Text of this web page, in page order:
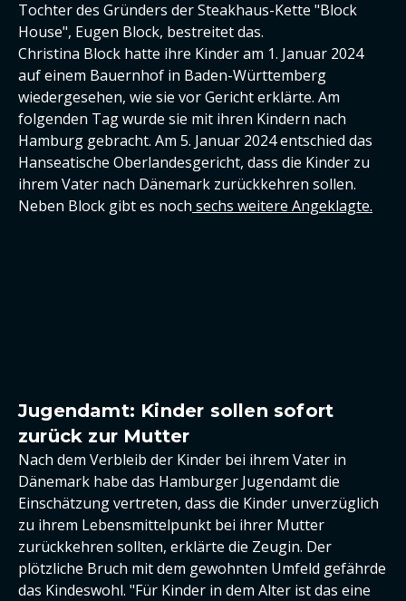
Tochter des Gründers der Steakhaus-Kette "Block
House", Eugen Block, bestreitet das.
Christina Block hatte ihre Kinder am 1. Januar 2024
auf einem Bauernhof in Baden-Württemberg
wiedergesehen, wie sie vor Gericht erklärte. Am
folgenden Tag wurde sie mit ihren Kindern nach
Hamburg gebracht. Am 5. Januar 2024 entschied das
Hanseatische Oberlandesgericht, dass die Kinder zu
ihrem Vater nach Dänemark zurückkehren sollen.
Neben Block gibt es noch sechs weitere Angeklagte.
Jugendamt: Kinder sollen sofort
zurück zur Mutter
Nach dem Verbleib der Kinder bei ihrem Vater in
Dänemark habe das Hamburger Jugendamt die
Einschätzung vertreten, dass die Kinder unverzüglich
zu ihrem Lebensmittelpunkt bei ihrer Mutter
zurückkehren sollten, erklärte die Zeugin. Der
plötzliche Bruch mit dem gewohnten Umfeld gefährde
das Kindeswohl. "Für Kinder in dem Alter ist das eine